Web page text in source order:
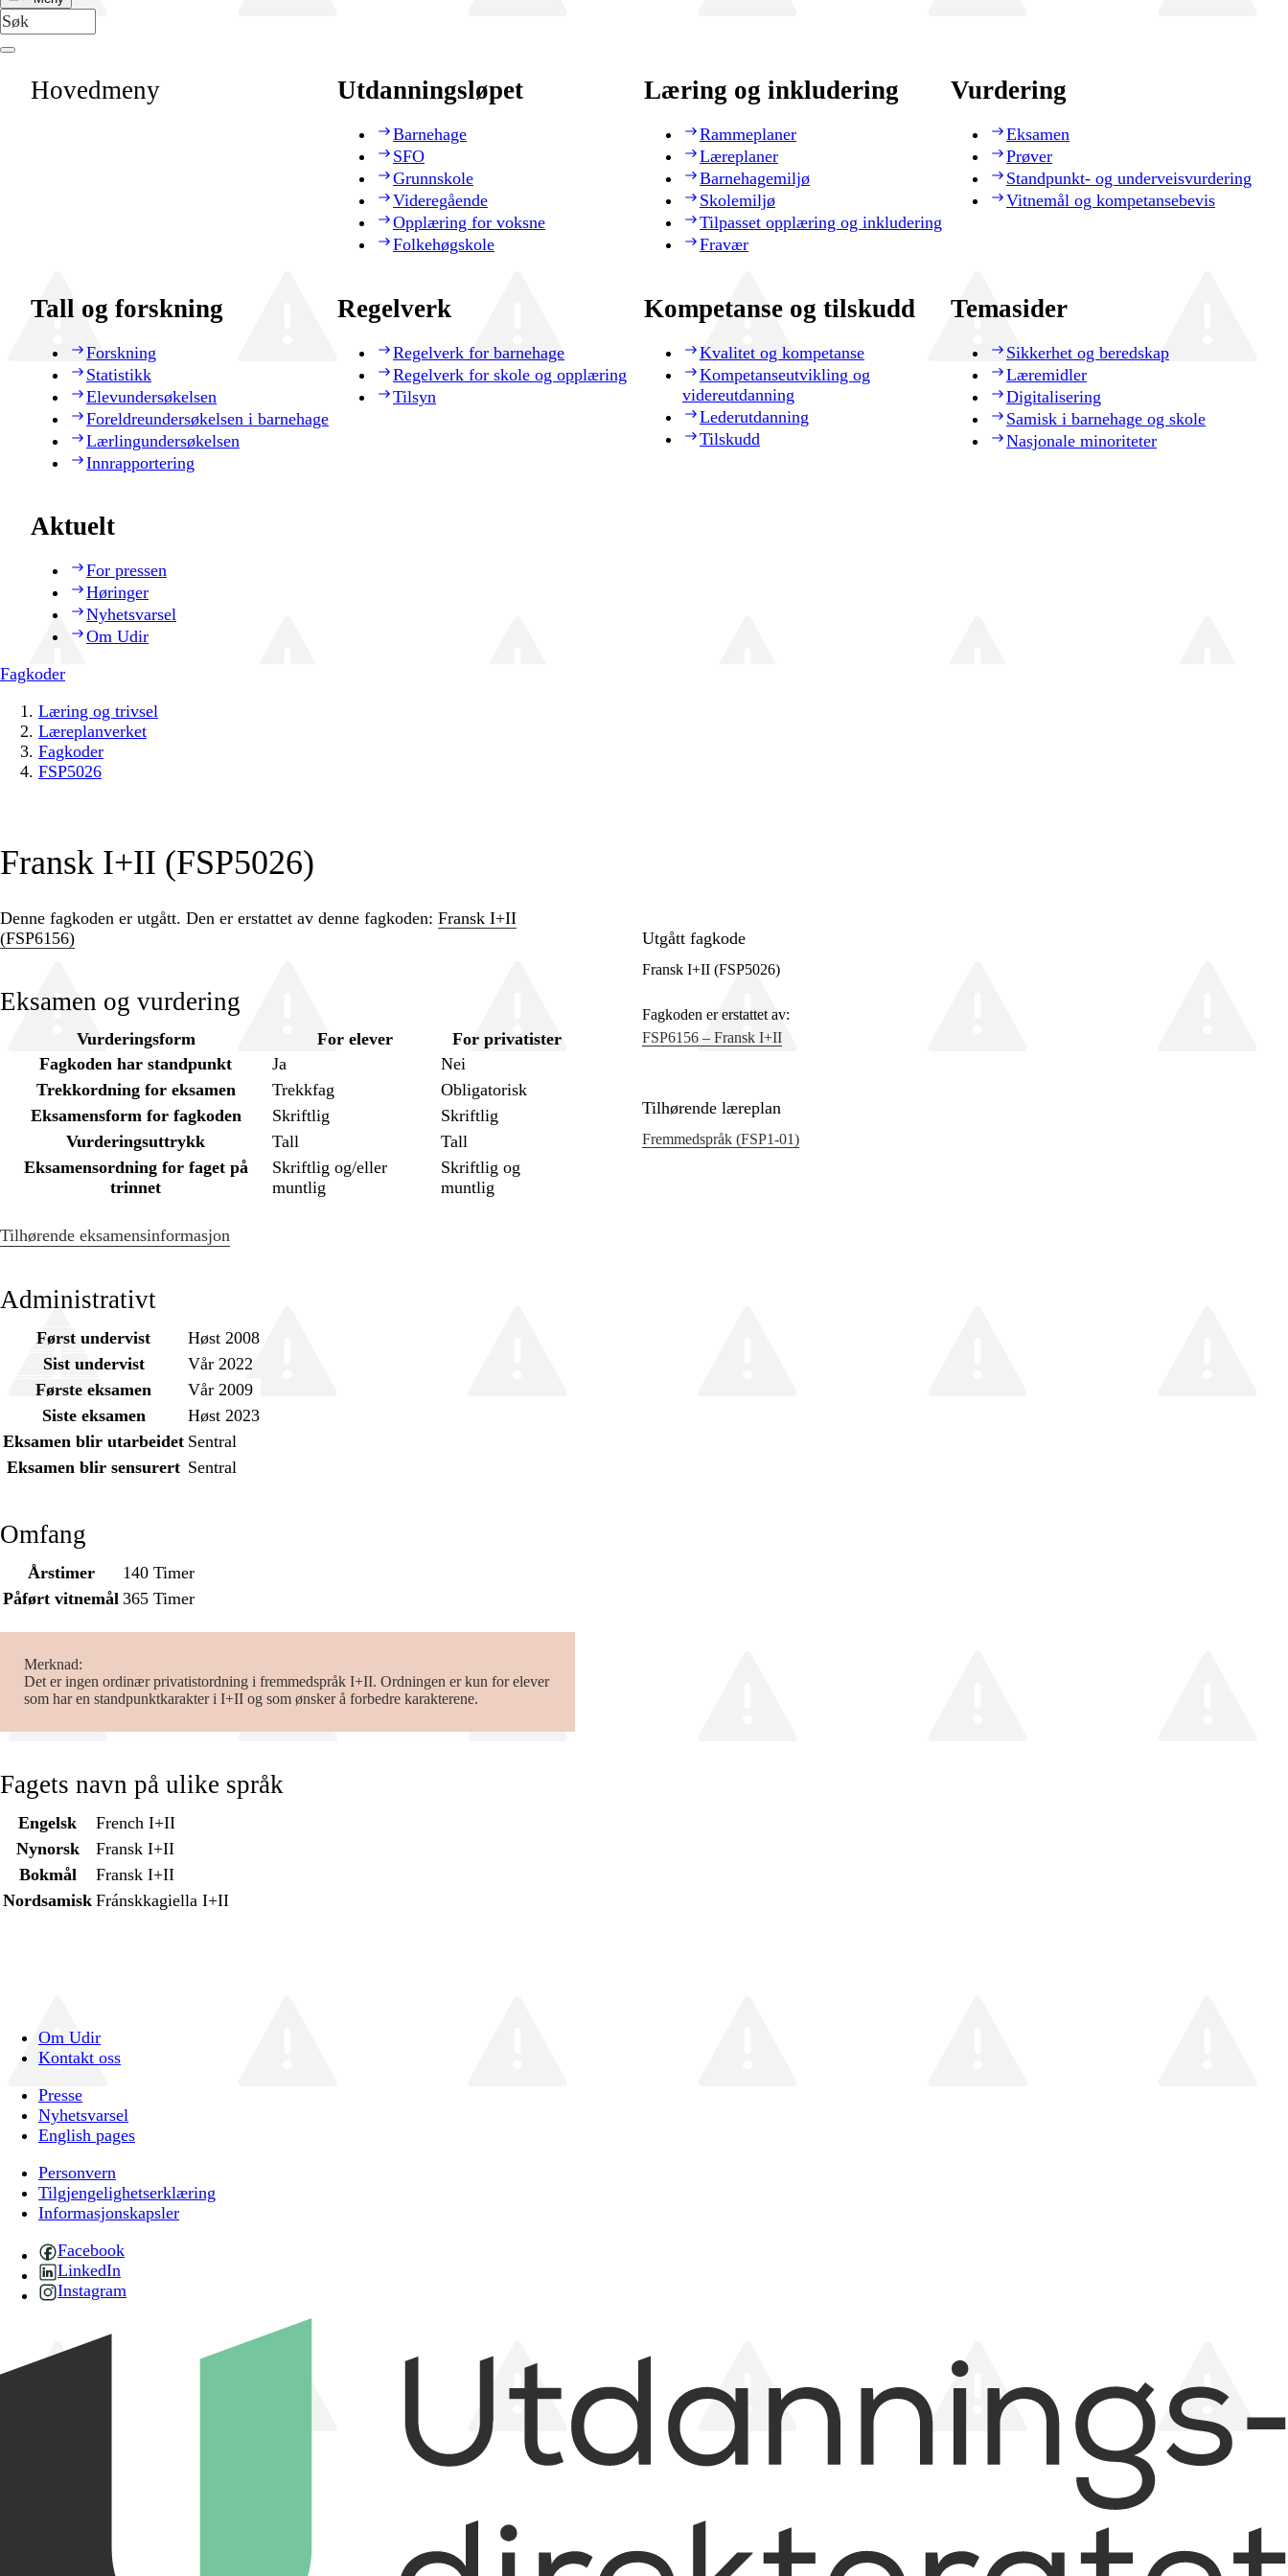
Hovedmeny Utdanningsløpet
Barnehage
SFO
Grunnskole
Videregående
Opplæring for voksne
Folkehøgskole
Læring og inkludering
Rammeplaner
Læreplaner
Barnehagemiljø
Skolemiljø
Tilpasset opplæring og inkludering
Fravær
Vurdering
Eksamen
Prøver
Standpunkt- og underveisvurdering
Vitnemål og kompetansebevis
Tall og forskning
Forskning
Statistikk
Elevundersøkelsen
Foreldreundersøkelsen i barnehage
Lærlingundersøkelsen
Innrapportering
Regelverk
Regelverk for barnehage
Regelverk for skole og opplæring
Tilsyn
Kompetanse og tilskudd
Kvalitet og kompetanse
Kompetanseutvikling og
videreutdanning
Lederutdanning
Tilskudd
Temasider
Sikkerhet og beredskap
Læremidler
Digitalisering
Samisk i barnehage og skole
Nasjonale minoriteter
Aktuelt
For pressen
Høringer
Nyhetsvarsel
Om Udir
Fagkoder
Læring og trivsel
Læreplanverket
Fagkoder
FSP5026
Fransk I+II (FSP5026)
Denne fagkoden er utgått. Den er erstattet av denne fagkoden: Fransk I+II
(FSP6156)
Eksamen og vurdering
Vurderingsform For elever
For privatister
Fagkoden har standpunkt
Ja
Nei
Trekkordning for eksamen
Trekkfag
Obligatorisk
Eksamensform for fagkoden
Skriftlig
Skriftlig
Vurderingsuttrykk
Tall
Tall
Eksamensordning for faget på
trinnet
Skriftlig og/eller
muntlig
Skriftlig og
muntlig
Tilhørende eksamensinformasjon
Administrativt
Først undervist
Høst 2008
Sist undervist
Vår 2022
Første eksamen
Vår 2009
Siste eksamen
Høst 2023
Eksamen blir utarbeidet Sentral
Eksamen blir sensurert Sentral
Omfang
Årstimer
140 Timer
Påført vitnemål 365 Timer
Merknad
Det er ingen ordinær privatistordning i fremmedspråk I+II. Ordningen er kun for elever
som har en standpunktkarakter i I+II og som ønsker å forbedre karakterene.
Fagets navn på ulike språk
Engelsk
French I+II
Nynorsk
Fransk I+II
Bokmål
Fransk I+II
Nordsamisk Fránskkagiella I+II
Utgått fagkode
Fransk I+II (FSP5026)
Fagkoden er erstattet av:
FSP6156 – Fransk I+II
Tilhørende læreplan
Fremmedspråk (FSP1‑01)
Om Udir
Kontakt oss
Presse
Nyhetsvarsel
English pages
Personvern
Tilgjengelighetserklæring
Informasjonskapsler
Facebook
LinkedIn
Instagram